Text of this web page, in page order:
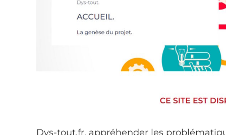
Dys-tout.fr, appréhender les